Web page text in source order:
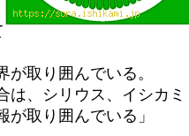
取り囲んでいる。
は、シリウス、イシカミ
取り囲んでいる」